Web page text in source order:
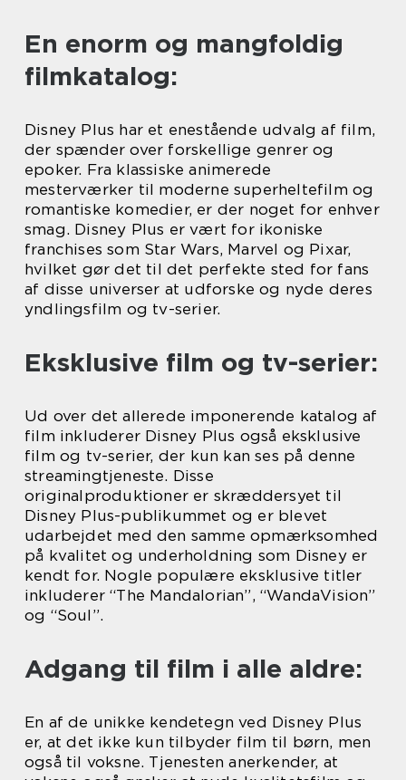
En enorm og mangfoldig
filmkatalog:
Disney Plus har et enestående udvalg af film,
der spænder over forskellige genrer og
epoker. Fra klassiske animerede
mesterværker til moderne superheltefilm og
romantiske komedier, er der noget for enhver
smag. Disney Plus er vært for ikoniske
franchises som Star Wars, Marvel og Pixar,
hvilket gør det til det perfekte sted for fans
af disse universer at udforske og nyde deres
yndlingsfilm og tv-serier.
Eksklusive film og tv-serier:
Ud over det allerede imponerende katalog af
film inkluderer Disney Plus også eksklusive
film og tv-serier, der kun kan ses på denne
streamingtjeneste. Disse
originalproduktioner er skræddersyet til
Disney Plus-publikummet og er blevet
udarbejdet med den samme opmærksomhed
på kvalitet og underholdning som Disney er
kendt for. Nogle populære eksklusive titler
inkluderer “The Mandalorian”, “WandaVision”
og “Soul”.
Adgang til film i alle aldre:
En af de unikke kendetegn ved Disney Plus
er, at det ikke kun tilbyder film til børn, men
også til voksne. Tjenesten anerkender, at